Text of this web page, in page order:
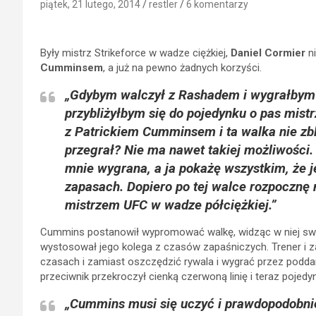
piątek, 21 lutego, 2014 restler 6 komentarzy
Były mistrz Strikeforce w wadze ciężkiej, Daniel Cormier
Cumminsem, a już na pewno żadnych korzyści.
„Gdybym walczył z Rashadem i
przybliżyłbym się do pojedynku o pas
z Patrickiem Cumminsem i ta walka nie
przegrał? Nie ma nawet takiej
mnie wygrana, a ja pokażę wszystkim, że
zapasach. Dopiero po tej walce
mistrzem UFC w wadze półciężkiej.”
Cummins postanowił wypromować walkę, widząc w niej
wystosował jego kolega z czasów zapaśniczych. Trener i
czasach i zamiast oszczędzić rywala i wygrać przez
przeciwnik przekroczył cienką czerwoną linię i teraz
„Cummins musi się uczyć i